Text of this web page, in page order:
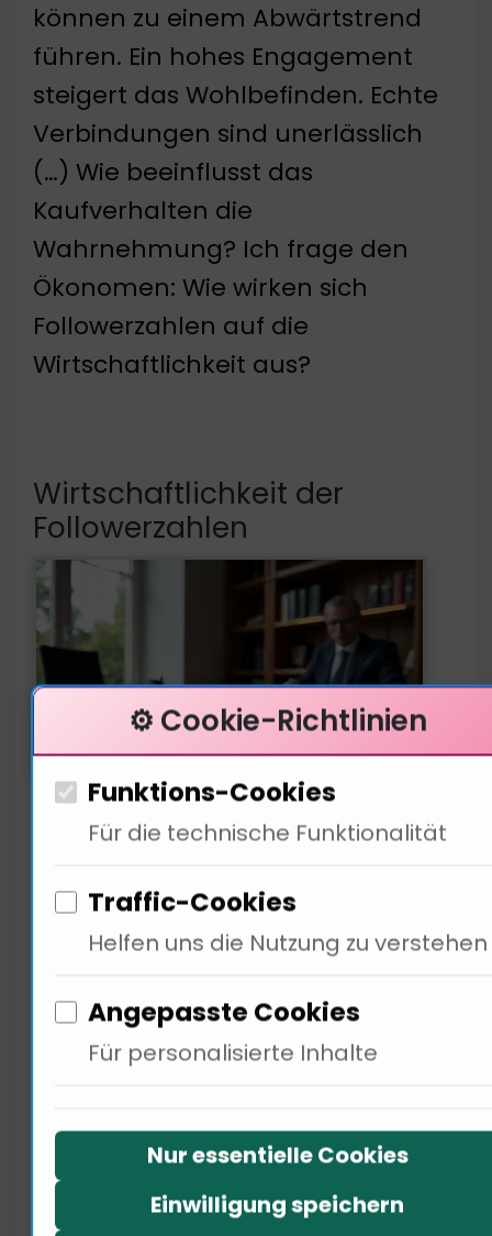
können zu einem Abwärtstrend
führen. Ein hohes Engagement
steigert das Wohlbefinden. Echte
Verbindungen sind unerlässlich
(…) Wie beeinflusst das
Kaufverhalten die
Wahrnehmung? Ich frage den
Ökonomen: Wie wirken sich
Followerzahlen auf die
Wirtschaftlichkeit aus?
Wirtschaftlichkeit der
Followerzahlen
Über 80% der gekauften Follower
sind inaktiv. Dies führt zu einem
Engagement ist entscheidend für
den wirtschaftlichen Erfolg.
Interaktionen setzen, erzielen
bessere Ergebnisse. Langfristige
können Unternehmen
sicherstellen, dass ihre Follower
echt sind? Ich frage den Politiker:
⚙️ Cookie-Richtlinien
Funktions-Cookies
Für die technische Funktionalität
Traffic-Cookies
Helfen uns die Nutzung zu verstehen
Angepasste Cookies
Für personalisierte Inhalte
Nur essentielle Cookies
Einwilligung speichern